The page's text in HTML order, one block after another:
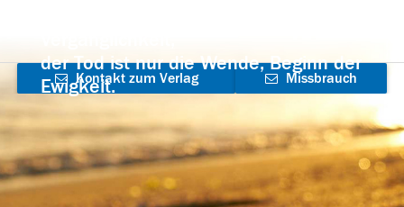
der Tod ist nur die Wende, Beginn der
Ewigkeit.
Kontakt zum Verlag
aufnehmen
Missbrauch